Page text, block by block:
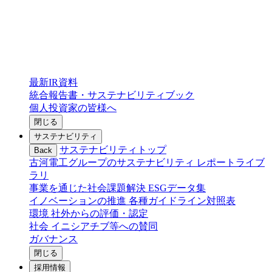
最新IR資料
統合報告書・サステナビリティブック
個人投資家の皆様へ
閉じる
サステナビリティ
Back
サステナビリティトップ
古河電工グループのサステナビリティ レポートライブ
ラリ
事業を通じた社会課題解決 ESGデータ集
イノベーションの推進 各種ガイドライン対照表
環境 社外からの評価・認定
社会 イニシアチブ等への賛同
ガバナンス
閉じる
採用情報